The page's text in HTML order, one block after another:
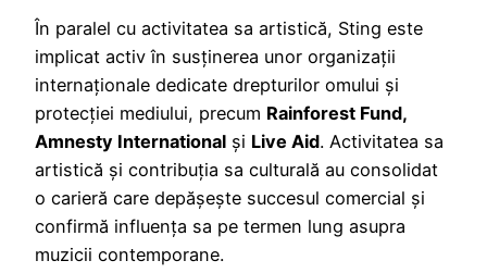
În paralel cu activitatea sa artistică, Sting este
implicat activ în susținerea unor organizații
internaționale dedicate drepturilor omului și
protecției mediului, precum Rainforest Fund,
Amnesty International și Live Aid. Activitatea sa
artistică și contribuția sa culturală au consolidat
o carieră care depășește succesul comercial și
confirmă influența sa pe termen lung asupra
muzicii contemporane.